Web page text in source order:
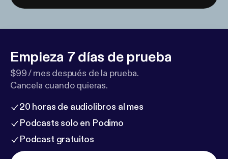
Empieza 7 días de prueba
$99 / mes después de la prueba.
Cancela cuando quieras.
20 horas de audiolibros al mes
Podcasts solo en Podimo
Podcast gratuitos